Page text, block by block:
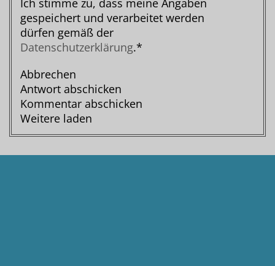
gespeichert und verarbeitet werden
dürfen gemäß der
Datenschutzerklärung.*
Abbrechen
Antwort abschicken
Kommentar abschicken
Weitere laden